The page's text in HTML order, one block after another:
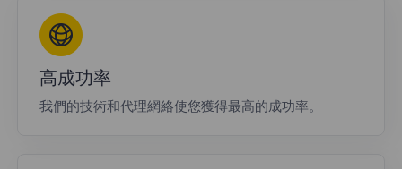
高成功率
我們的技術和代理網絡使您獲得最高的成功率。